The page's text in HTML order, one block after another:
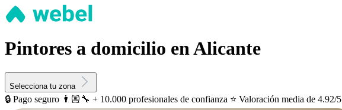
Pintores a domicilio en Alicante
Selecciona tu zona
🔒 Pago seguro 👨🏼‍🔧 + 10.000 profesionales de confianza ⭐️ Valoración media de 4.92/5